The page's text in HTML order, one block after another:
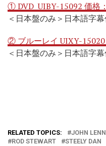
① DVD UIBY-15092 価格
＜日本盤のみ＞日本語字
② ブルーレイ UIXY-
＜日本盤のみ＞日本語字
RELATED TOPICS: JOHN
ROD STEWART
STEELY DAN